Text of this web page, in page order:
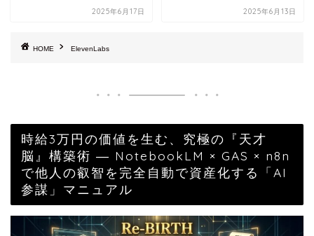
2025年6月17日 2025年6月13日
HOME ElevenLabs
時給3万円の価値を生む、究極の『天才
脳』構築術 ― NotebookLM × GAS × n8n
で他人の叡智を完全自動で資産化する「AI
参謀」マニュアル